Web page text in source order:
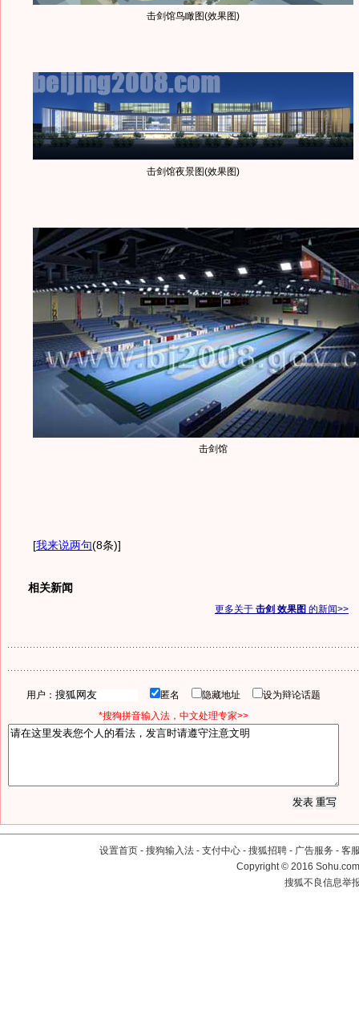
击剑馆鸟瞰图(效果图)
击剑馆夜景图(效果图)
击剑馆
[我来说两句(8条)]
相关新闻
更多关于 击剑 效果图 的新闻>>
用户： 匿名 隐藏地址
设为辩论话题
*搜狗拼音输入法，中文处理专家>>
设置首页 - 搜狗输入法 - 支付中心 - 搜狐招聘 - 广告服务 - 客
Copyright©2016
搜狐不良信息举